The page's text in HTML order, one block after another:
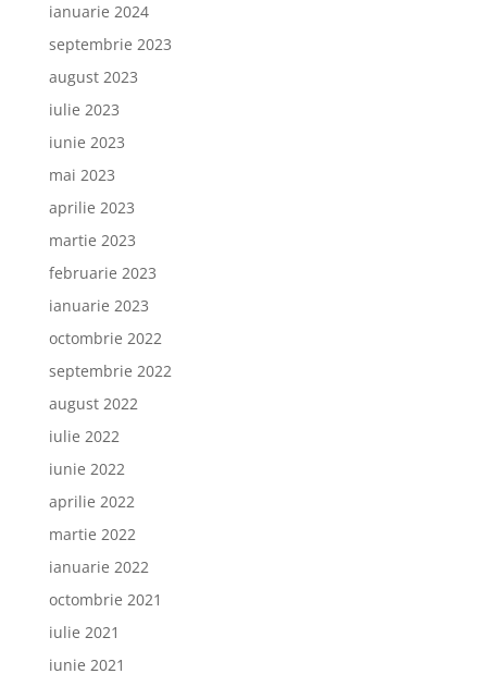
ianuarie 2024
septembrie 2023
august 2023
iulie 2023
iunie 2023
mai 2023
aprilie 2023
martie 2023
februarie 2023
ianuarie 2023
octombrie 2022
septembrie 2022
august 2022
iulie 2022
iunie 2022
aprilie 2022
martie 2022
ianuarie 2022
octombrie 2021
iulie 2021
iunie 2021